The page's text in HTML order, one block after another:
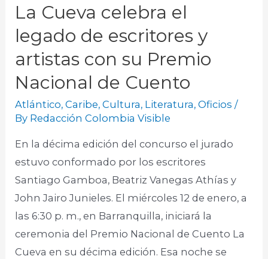
La Cueva celebra el
legado de escritores y
artistas con su Premio
Nacional de Cuento
Atlántico,Caribe,Cultura, Literatura,Oficios /
By Redacción Colombia Visible
En la décima edición del concurso el jurado
estuvo conformado por los escritores
Santiago Gamboa, Beatriz Vanegas Athías y
John Jairo Junieles. El miércoles 12 de enero, a
las 6:30 p. m., en Barranquilla, iniciará la
ceremonia del Premio Nacional de Cuento La
Cueva en su décima edición. Esa noche se